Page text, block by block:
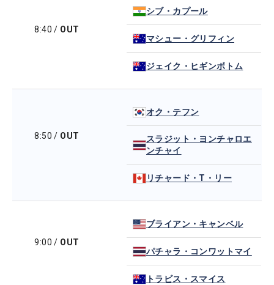
8:40 / OUT
シブ・カプール
マシュー・グリフィン
ジェイク・ヒギンボトム
8:50 / OUT
オク・テフン
スラジット・ヨンチャロエ
ンチャイ
リチャード・T・リー
9:00 / OUT
ブライアン・キャンベル
パチャラ・コンワットマイ
トラビス・スマイス